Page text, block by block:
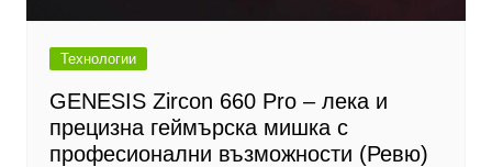
Технологии
GENESIS Zircon 660 Pro – лека и
прецизна геймърска мишка с
професионални възможности (Ревю)